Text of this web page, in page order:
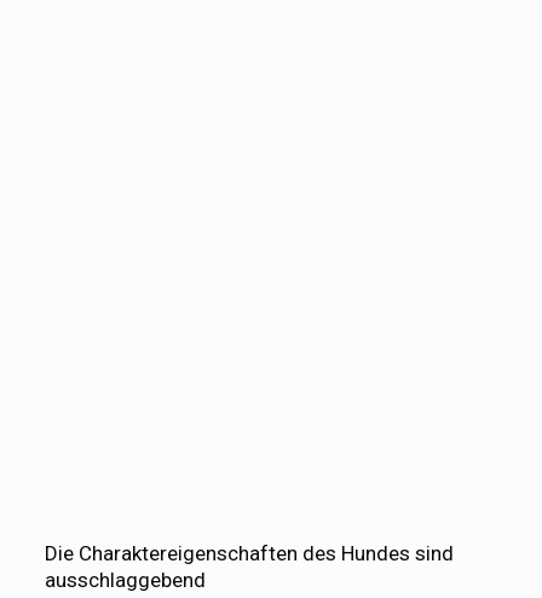
Die Charaktereigenschaften des Hundes sind
ausschlaggebend